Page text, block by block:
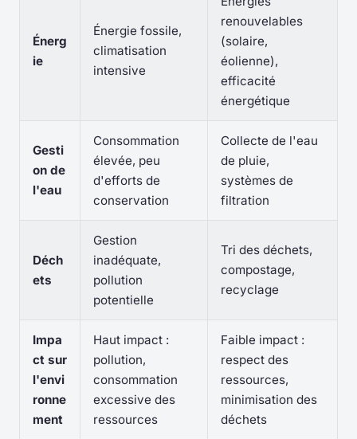
Énerg
ie
Énergie fossile,
climatisation
intensive
renouvelables
(solaire,
éolienne),
efficacité
énergétique
Gesti
on de
l'eau
Consommation
élevée, peu
d'efforts de
conservation
Collecte de l'eau
de pluie,
systèmes de
filtration
Déch
ets
Gestion
inadéquate,
pollution
potentielle
Tri des déchets,
compostage,
recyclage
Impa
ct sur
l'envi
ronne
ment
Haut impact :
pollution,
consommation
excessive des
ressources
Faible impact :
respect des
ressources,
minimisation des
déchets